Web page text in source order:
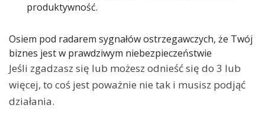
produktywność.
Osiem pod radarem sygnałów ostrzegawczych, że Twój
biznes jest w prawdziwym niebezpieczeństwie
Jeśli zgadzasz się lub możesz odnieść się do 3 lub
więcej, to coś jest poważnie nie tak i musisz podjąć
działania.